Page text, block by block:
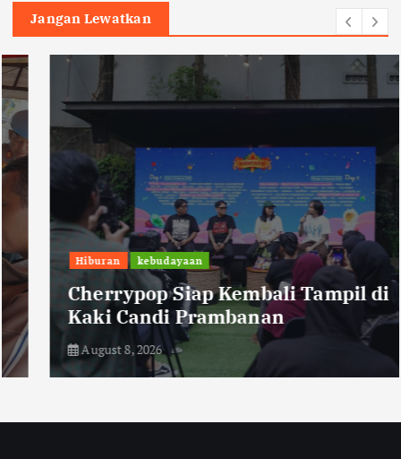
Jangan Lewatkan
Hiburan kebudayaan
Cherrypop Siap Kembali Tampil di
Kaki Candi Prambanan
August 8, 2026